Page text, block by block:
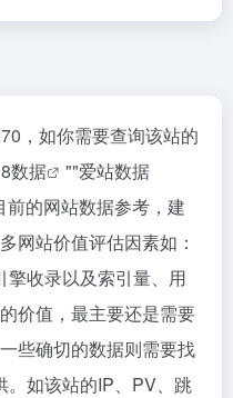
，如你需要查询该站的
数据 ""爱站数据
前的网站数据参考，建
网站价值评估因素如：
收录以及索引量、用
价值，最主要还是需要
些确切的数据则需要找
。如该站的IP、PV、跳